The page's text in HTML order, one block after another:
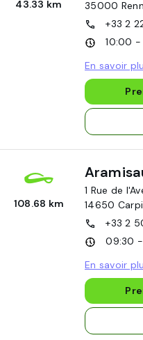
43.33 km
35000
+33 2
10:00 -
En savoir
108.68 km
1 Rue de
14650
+33 2
09:30 -
En savoir